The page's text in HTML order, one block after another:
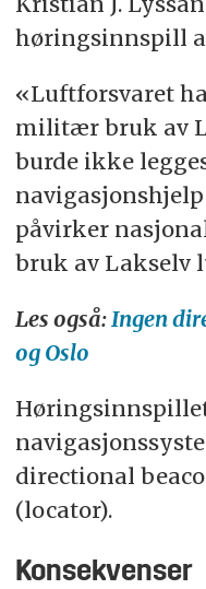
høringsinnspill
«Luftforsvaret
militær bruk av
burde ikke
påvirker
bruk av Lakselv
Les også:Ingen
og Oslo
directional
(locator).
Konsekvenser